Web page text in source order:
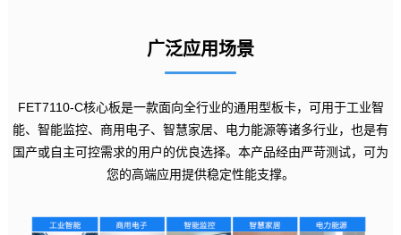
广泛应用场景
FET7110-C核心板是一款面向全行业的通用型板卡，可用于工业智
能、智能监控、商用电子、智慧家居、 电力能源等诸多行业，也是有
国产或自主可控需求的用户的优良选择。本产品经由严苛测试，可为
您的高端应用提供稳定性能支撑。